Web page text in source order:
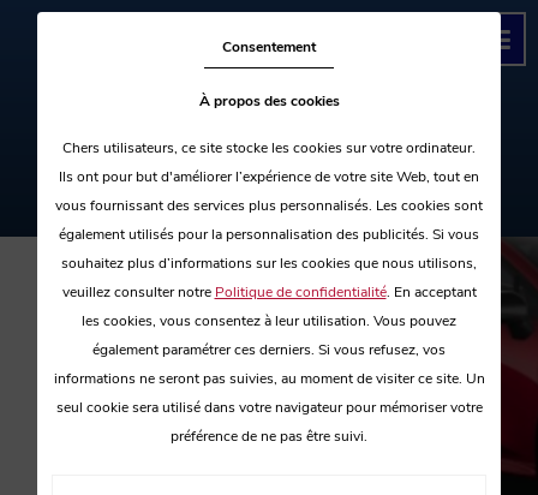
03 44 45 63 22
5 RUE CORREUS
60000 BEAUVAIS
Face à la gare SNCF à Beauvais
Consentement
À propos des cookies
Chers utilisateurs, ce site stocke les cookies sur votre ordinateur.
Ils ont pour but d'améliorer l’expérience de votre site Web, tout en
vous fournissant des services plus personnalisés. Les cookies sont
également utilisés pour la personnalisation des publicités. Si vous
souhaitez plus d’informations sur les cookies que nous utilisons,
veuillez consulter notre Politique de confidentialité. En acceptant
les cookies, vous consentez à leur utilisation. Vous pouvez
également paramétrer ces derniers. Si vous refusez, vos
informations ne seront pas suivies, au moment de visiter ce site. Un
seul cookie sera utilisé dans votre navigateur pour mémoriser votre
préférence de ne pas être suivi.